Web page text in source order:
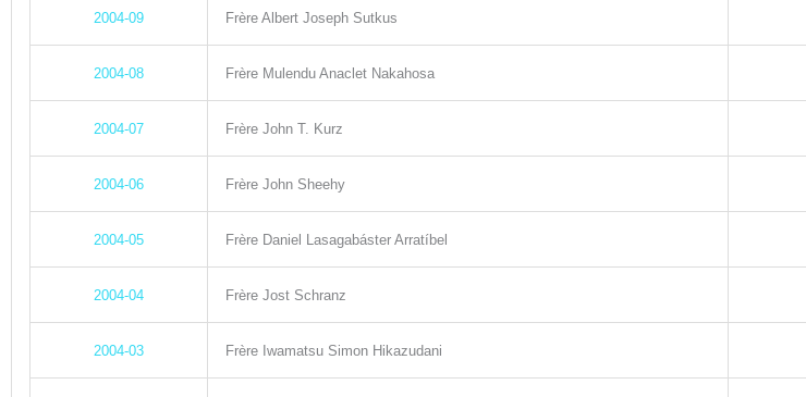
2004-09 Frère Albert Joseph Sutkus
2004-08 Frère Mulendu Anaclet Nakahosa
2004-07 Frère John T. Kurz
2004-06 Frère John Sheehy
2004-05 Frère Daniel Lasagabáster Arratíbel
2004-04 Frère Jost Schranz
2004-03 Frère Iwamatsu Simon Hikazudani